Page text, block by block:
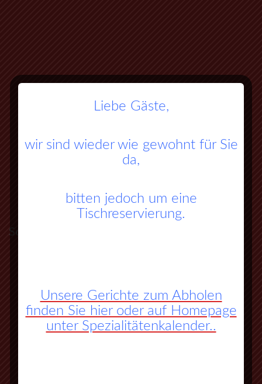
So finden Sie zu uns:
Abfahrt Herborn Süd (Nr. 27)
an der 3. Ampel rechts abbiegen
Liebe Gäste,
wir sind wieder wie gewohnt für Sie
da,
bitten jedoch um eine
Tischreservierung.
Unsere Gerichte zum Abholen
finden Sie hier oder auf Homepage
unter Spezialitätenkalender..